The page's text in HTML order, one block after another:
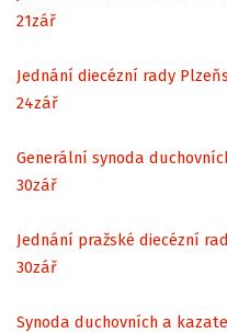
21zář
Jednání diecézní rady
24zář
Generální synoda
30zář
Jednání pražské diecézní
30zář
Synoda duchovních a